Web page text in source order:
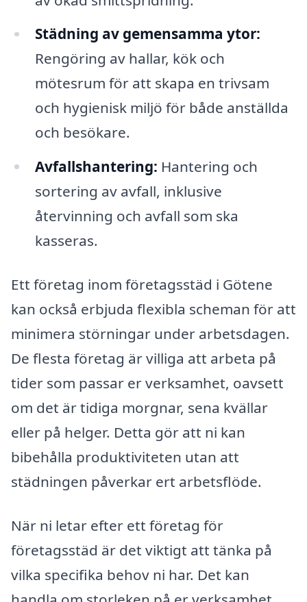
Städning av gemensamma ytor:
Rengöring av hallar, kök och
mötesrum för att skapa en trivsam
och hygienisk miljö för både anställda
och besökare.
Avfallshantering: Hantering och
sortering av avfall, inklusive
återvinning och avfall som ska
kasseras.
Ett företag inom företagsstäd i Götene
kan också erbjuda flexibla scheman för att
minimera störningar under arbetsdagen.
De flesta företag är villiga att arbeta på
tider som passar er verksamhet, oavsett
om det är tidiga morgnar, sena kvällar
eller på helger. Detta gör att ni kan
bibehålla produktiviteten utan att
städningen påverkar ert arbetsflöde.
När ni letar efter ett företag för
företagsstäd är det viktigt att tänka på
vilka specifika behov ni har. Det kan